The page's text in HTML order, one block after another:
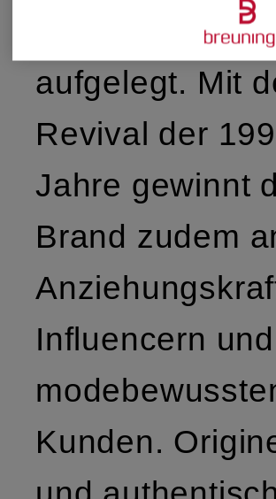
60. Jubiläum
aufgelegt. Mit
Revival der
Jahre gewinnt
Brand zudem
Influencern und
Kunden.